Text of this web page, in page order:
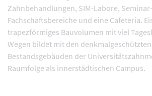
Zahnbehandlungen, SIM-Labore,
Fachschaftsbereiche und eine Cafeteria.
trapezförmiges Bauvolumen mit viel
Wegen bildet mit den denkmalgeschützten
Bestandsgebäuden der
Raumfolge als innerstädtischen Campus.